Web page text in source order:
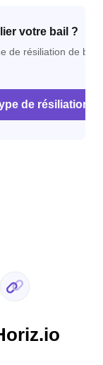
votre bail ?
de résiliation de bail
de résiliation